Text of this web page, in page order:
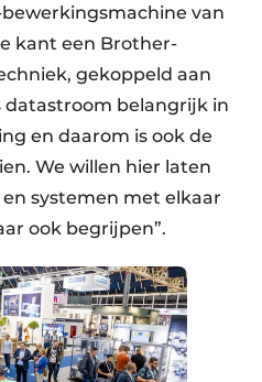
van
kant een Brother-
gekoppeld aan
datastroom belangrijk in
en daarom is ook de
We willen hier laten
systemen met elkaar
ook begrijpen”.